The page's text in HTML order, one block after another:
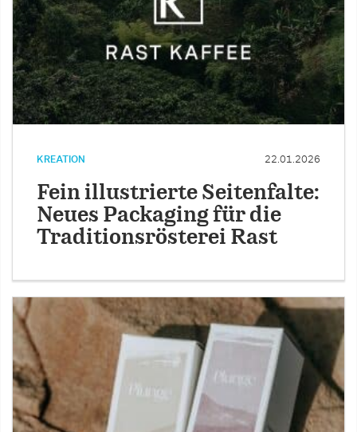
KREATION 22.01.2026
Fein illustrierte Seitenfalte:
Neues Packaging für die
Traditionsrösterei Rast